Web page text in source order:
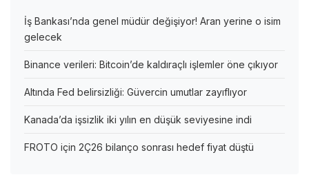
İş Bankası’nda genel müdür değişiyor! Aran yerine o isim
gelecek
Binance verileri: Bitcoin’de kaldıraçlı işlemler öne çıkıyor
Altında Fed belirsizliği: Güvercin umutlar zayıflıyor
Kanada’da işsizlik iki yılın en düşük seviyesine indi
FROTO için 2Ç26 bilanço sonrası hedef fiyat düştü